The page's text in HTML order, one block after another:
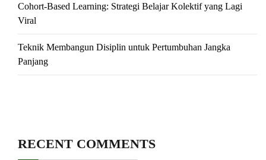
Cohort-Based Learning: Strategi Belajar Kolektif yang Lagi
Viral
Teknik Membangun Disiplin untuk Pertumbuhan Jangka
Panjang
RECENT COMMENTS